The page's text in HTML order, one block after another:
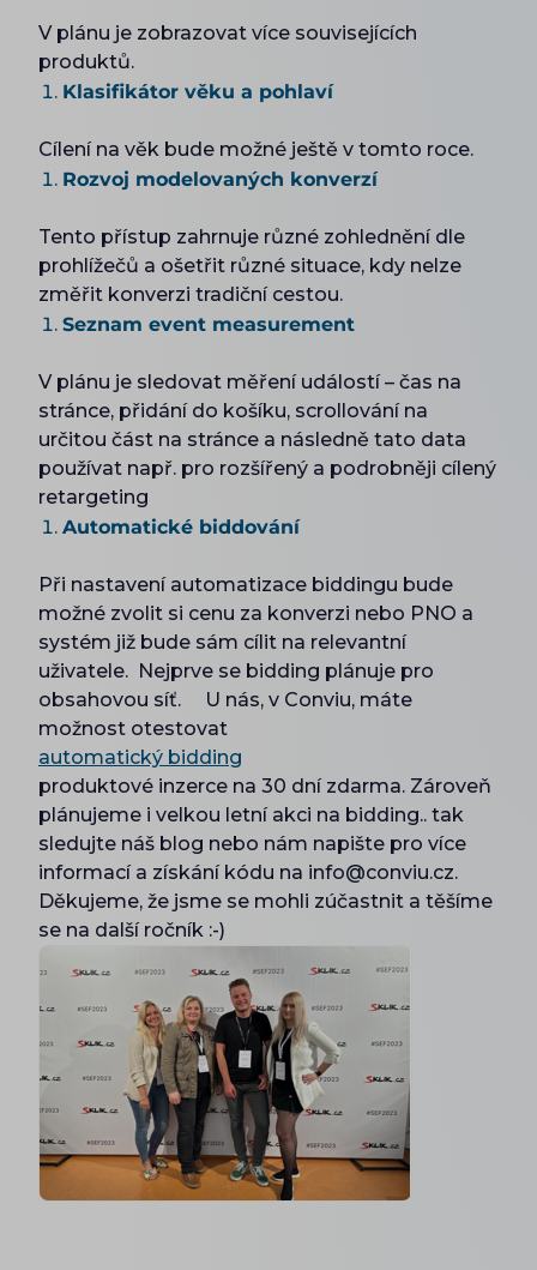
V plánu je zobrazovat více souvisejících
produktů.
Klasifikátor věku a pohlaví
Cílení na věk bude možné ještě v tomto roce.
Rozvoj modelovaných konverzí
Tento přístup zahrnuje různé zohlednění dle
prohlížečů a ošetřit různé situace, kdy nelze
změřit konverzi tradiční cestou.
Seznam event measurement
V plánu je sledovat měření událostí – čas na
stránce, přidání do košíku, scrollování na
určitou část na stránce a následně tato data
používat např. pro rozšířený a podrobněji cílený
retargeting
Automatické biddování
Při nastavení automatizace biddingu bude
možné zvolit si cenu za konverzi nebo PNO a
systém již bude sám cílit na relevantní
uživatele. Nejprve se bidding plánuje pro
obsahovou síť. U nás, v Conviu, máte
možnost otestovat
automatický bidding
produktové inzerce na 30 dní zdarma. Zároveň
plánujeme i velkou letní akci na bidding.. tak
sledujte náš blog nebo nám napište pro více
informací a získání kódu na info@conviu.cz.
Děkujeme, že jsme se mohli zúčastnit a těšíme
se na další ročník :-)